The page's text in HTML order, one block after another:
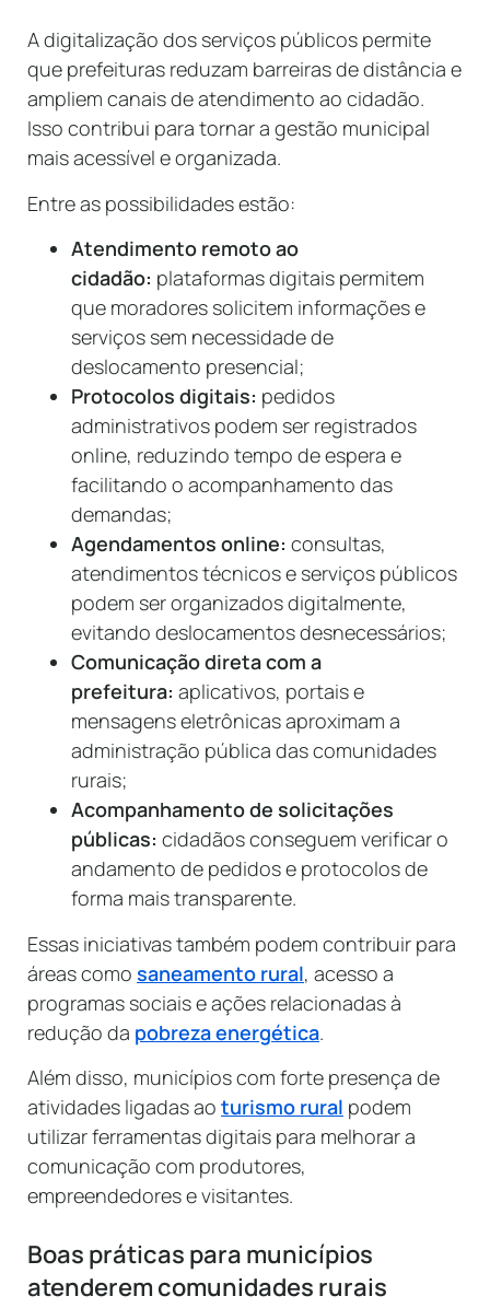
A digitalização dos serviços públicos permite
que prefeituras reduzam barreiras de distância e
ampliem canais de atendimento ao cidadão.
Isso contribui para tornar a gestão municipal
mais acessível e organizada.
Entre as possibilidades estão:
Atendimento remoto ao
cidadão: plataformas digitais permitem
que moradores solicitem informações e
serviços sem necessidade de
deslocamento presencial;
Protocolos digitais: pedidos
administrativos podem ser registrados
online, reduzindo tempo de espera e
facilitando o acompanhamento das
demandas;
Agendamentos online: consultas,
atendimentos técnicos e serviços públicos
podem ser organizados digitalmente,
evitando deslocamentos desnecessários;
Comunicação direta com a
prefeitura: aplicativos, portais e
mensagens eletrônicas aproximam a
administração pública das comunidades
rurais;
Acompanhamento de solicitações
públicas: cidadãos conseguem verificar o
andamento de pedidos e protocolos de
forma mais transparente.
Essas iniciativas também podem contribuir para
áreas como saneamento rural, acesso a
programas sociais e ações relacionadas à
redução da pobreza energética.
Além disso, municípios com forte presença de
atividades ligadas ao turismo rural podem
utilizar ferramentas digitais para melhorar a
comunicação com produtores,
empreendedores e visitantes.
Boas práticas para municípios
atenderem comunidades rurais